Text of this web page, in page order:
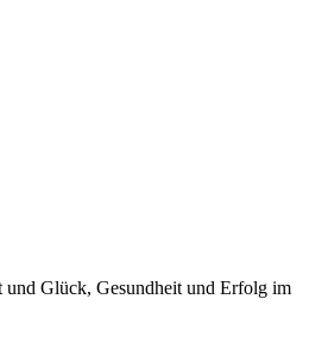
und Glück, Gesundheit und Erfolg im